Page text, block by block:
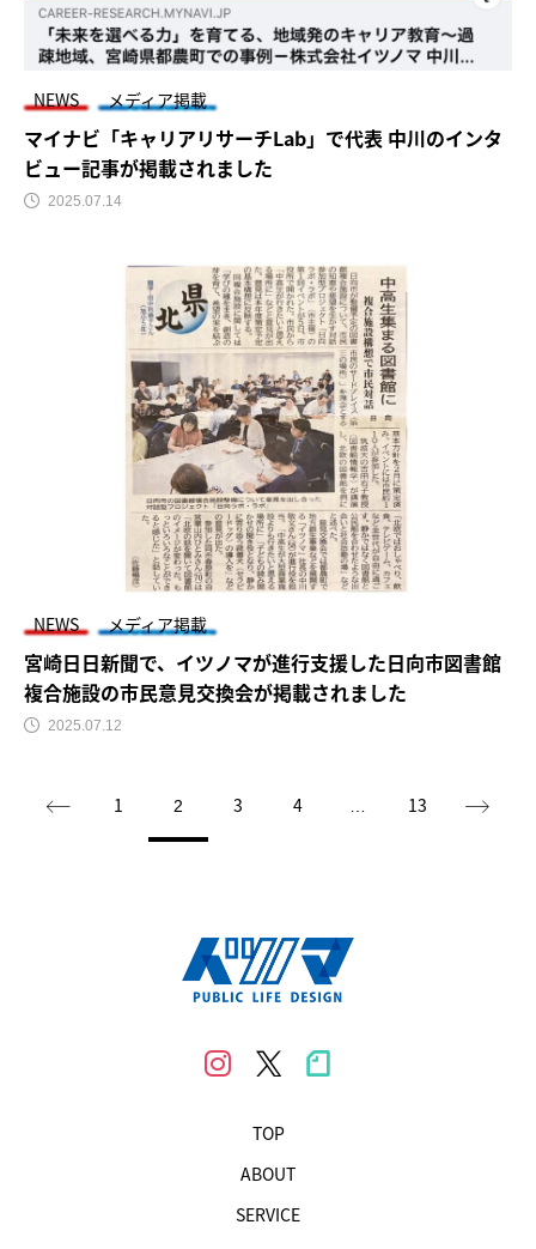
NEWS メディア掲載
マイナビ「キャリアリサーチLab」で代表 中川のインタ
ビュー記事が掲載されました
2025.07.14
NEWS メディア掲載
宮崎日日新聞で、イツノマが進行支援した日向市図書館
複合施設の市民意見交換会が掲載されました
2025.07.12
1 2 3 4 13
TOP
ABOUT
SERVICE